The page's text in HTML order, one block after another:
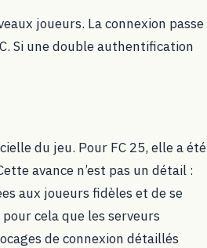
joueurs. La connexion passe
Si une double authentification
du jeu. Pour FC 25, elle a été
avance n’est pas un détail :
aux joueurs fidèles et de se
cela que les serveurs
de connexion détaillés